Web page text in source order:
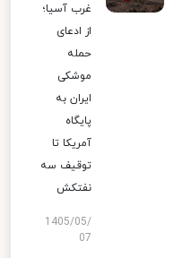
غرب آسیا؛
از ادعای
حمله
موشکی
ایران به
پایگاه
آمریکا تا
توقیف سه
نفتکش
1405/05/
07